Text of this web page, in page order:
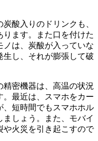
酸入りのドリンクも、
ます。また口を付けた
ノは、炭酸が入っていな
生し、それが膨張して破
精密機器は、高温の状況
。最近は、スマホをカー
、短時間でもスマホホル
しょう。また、モバイ
や火災を引き起こすので